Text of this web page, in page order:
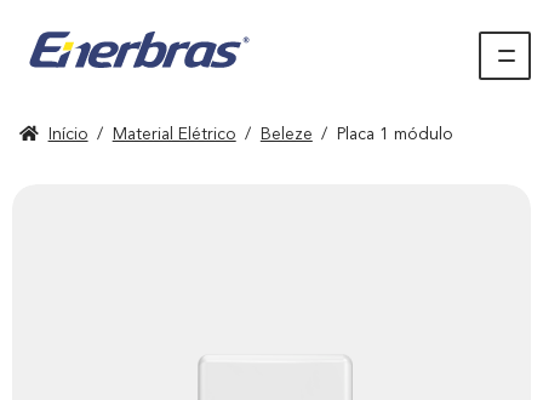
Início / Material Elétrico / Beleze / Placa 1 módulo